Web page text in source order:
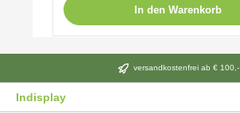
In den Warenkorb
versandkostenfrei ab € 100,-
Indisplay